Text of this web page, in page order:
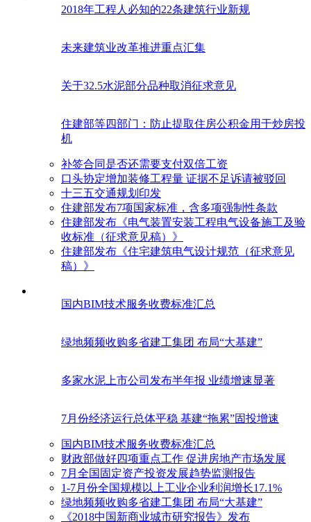
2018年工程人必知的22条建筑行业新规
未来建筑业改革推进重点汇集
关于32.5水泥部分品种取消征求意见
住建部等四部门：防止提取住房公积金用于炒房投
机
补签合同是否还需要支付双倍工资
口头协定增加装修工程量 证据不足诉请被驳回
十三五交通规划印发
住建部发布7项国家标准，含多项强制性条款
住建部发布《电气装置安装工程电气设备施工及验
收标准（征求意见稿）》
住建部发布《住宅建筑电气设计规范（征求意见
稿）》
国内BIM技术服务收费标准汇总
绿地频频收购多省建工集团 布局“大基建”
多家水泥上市公司发布半年报 业绩增速显著
7月份经济运行总体平稳 基建“拖累”固投增速
国内BIM技术服务收费标准汇总
财政部做好四项重点工作 促进房地产市场发展
7月全国固定资产投资发展趋势监测报告
1-7月份全国规模以上工业企业利润增长17.1%
绿地频频收购多省建工集团 布局“大基建”
《2018中国新商业城市研究报告》发布